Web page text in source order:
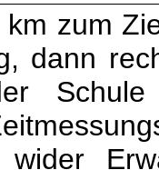
zum
dann
Schule
wider